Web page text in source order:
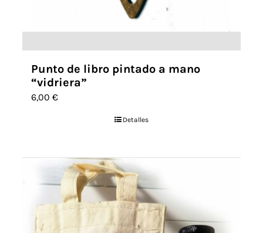
Punto de libro pintado a mano
“vidriera”
6,00 €
Detalles